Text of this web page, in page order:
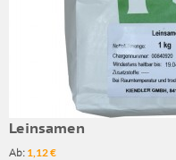
Leinsamen
Ab: 1,12 €